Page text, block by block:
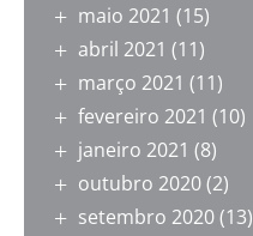
maio 2021 (15)
abril 2021 (11)
março 2021 (11)
fevereiro 2021 (10)
janeiro 2021 (8)
outubro 2020(2)
setembro 2020(13)